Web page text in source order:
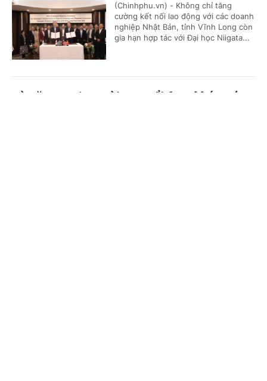
(Chinhphu.vn) - Không chỉ tăng
cường kết nối lao động với các doanh
nghiệp Nhật Bản, tỉnh Vĩnh Long còn
gia hạn hợp tác với Đại học Niigata...
Từ năm 2026, người cao tuổi được khám sức